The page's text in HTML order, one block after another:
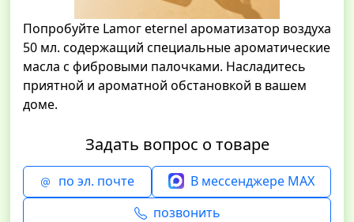
Попробуйте Lamoг eternel ароматизатор воздуха
50 мл. содержащий специальные ароматические
масла с фибровыми палочками. Насладитесь
приятной и ароматной обстановкой в вашем
доме.
Задать вопрос о товаре
по эл. почте
В мессенджере MAX
позвонить